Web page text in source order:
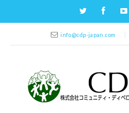
info@cdp-japan.com